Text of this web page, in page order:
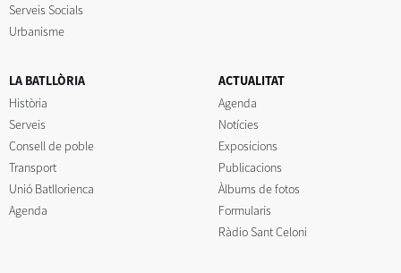
Serveis Socials
Urbanisme
LA BATLLÒRIA
Història
Serveis
Consell de poble
Transport
Unió Batllorienca
Agenda
ACTUALITAT
Agenda
Notícies
Exposicions
Publicacions
Àlbums de fotos
Formularis
Ràdio Sant Celoni